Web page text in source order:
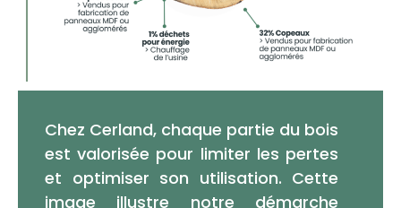
Chez Cerland, chaque partie du bois
est valorisée pour limiter les pertes
et optimiser son utilisation. Cette
image illustre notre démarche